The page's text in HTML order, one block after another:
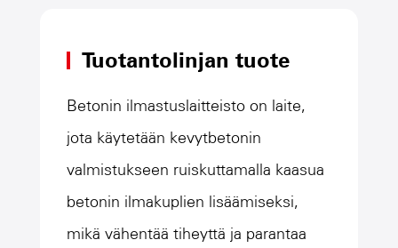
Ominaispiirteet
Tuotantolinjan tuote
Betonin ilmastuslaitteisto on laite,
jota käytetään kevytbetonin
valmistukseen ruiskuttamalla kaasua
betonin ilmakuplien lisäämiseksi,
mikä vähentää tiheyttä ja parantaa